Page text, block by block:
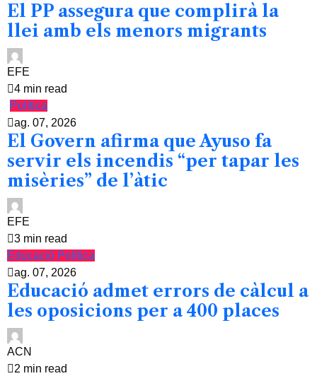
El PP assegura que complirà la
llei amb els menors migrants
EFE
4 min read
Política
ag. 07, 2026
El Govern afirma que Ayuso fa
servir els incendis “per tapar les
misèries” de l’àtic
EFE
3 min read
Educació Política
ag. 07, 2026
Educació admet errors de càlcul a
les oposicions per a 400 places
ACN
2 min read